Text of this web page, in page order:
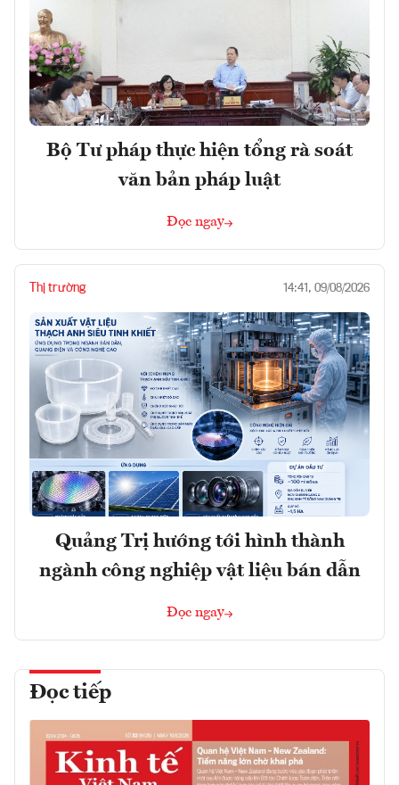
Bộ Tư pháp thực hiện tổng rà soát
văn bản pháp luật
Đọc ngay
Thị trường 14:41, 09/08/2026
Quảng Trị hướng tới hình thành
ngành công nghiệp vật liệu bán dẫn
Đọc ngay
Đọc tiếp